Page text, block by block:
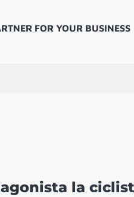
FOR YOUR BUSINESS
la